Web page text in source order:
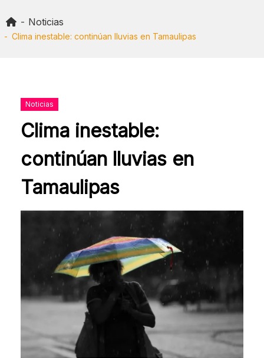
to
content
Noticias
Clima inestable: continúan lluvias en Tamaulipas
Noticias
Clima inestable:
continúan lluvias en
Tamaulipas